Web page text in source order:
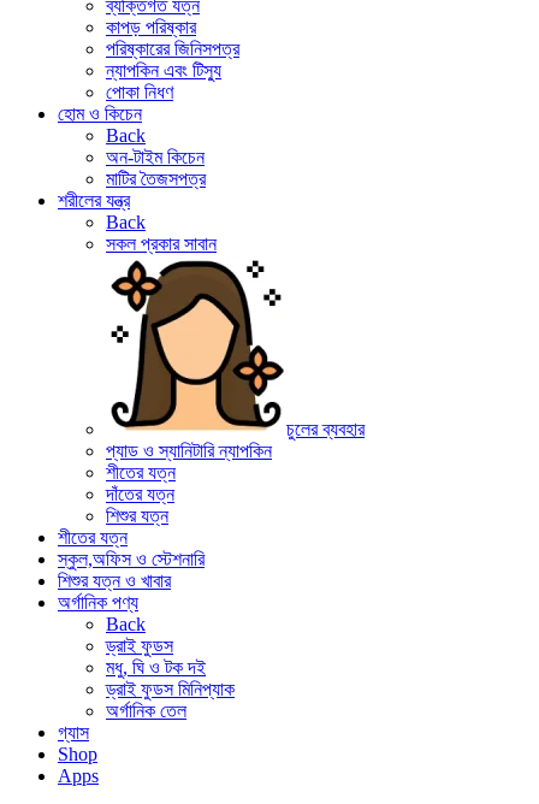
ব্যক্তিগত যত্ন
কাপড় পরিষ্কার
পরিষ্কারের জিনিসপত্র
ন্যাপকিন এবং টিস্যু
পোকা নিধণ
হোম ও কিচেন
Back
অন-টাইম কিচেন
মাটির তৈজসপত্র
শরীলের যন্ত্র
Back
সকল প্রকার সাবান
চুলের ব্যবহার
প্যাড ও স্যানিটারি ন্যাপকিন
শীতের যত্ন
দাঁতের যত্ন
শিশুর যত্ন
শীতের যত্ন
স্কুল,অফিস ও স্টেশনারি
শিশুর যত্ন ও খাবার
অর্গানিক পণ্য
Back
ড্রাই ফুডস
মধু, ঘি ও টক দই
ড্রাই ফুডস মিনিপ্যাক
অর্গানিক তেল
গ্যাস
Shop
Apps